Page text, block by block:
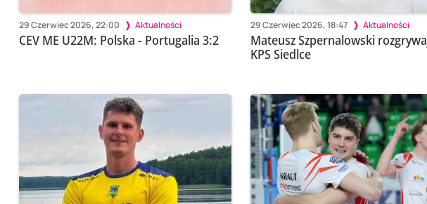
29 Czerwiec 2026, 22:00 Aktualności
CEV ME U22M: Polska - Portugalia 3:2
29 Czerwiec 2026, 18:47 Aktualności
Mateusz Szpernalowski
KPS Siedlce